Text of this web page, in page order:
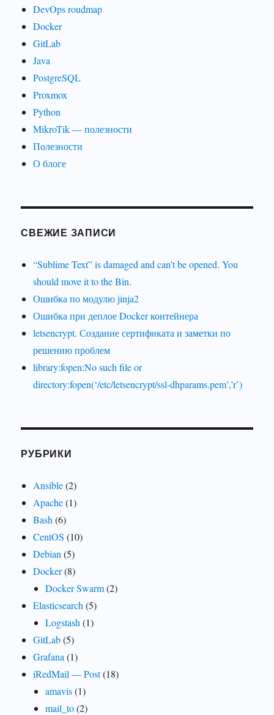
DevOps roudmap
Docker
GitLab
Java
PostgreSQL
Proxmox
Python
MikroTik — полезности
Полезности
О блоге
СВЕЖИЕ ЗАПИСИ
“Sublime Text” is damaged and can’t be opened. You
should move it to the Bin.
Ошибка по модулю jinja2
Ошибка при деплое Docker контейнера
letsencrypt. Создание сертификата и заметки по
решению проблем
library:fopen:No such file or
directory:fopen(‘/etc/letsencrypt/ssl-dhparams.pem’,’r’)
РУБРИКИ
Ansible(2)
Apache(1)
Bash (6)
CentOS (10)
Debian (5)
Docker(8)
Docker Swarm(2)
Elasticsearch (5)
Logstash (1)
GitLab(5)
Grafana (1)
iRedMail — Post(18)
amavis(1)
mail_to(2)